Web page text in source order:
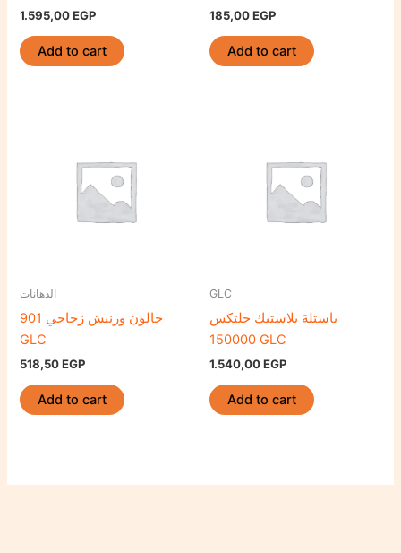
1.595,00EGP
Add to cart
185,00EGP
Add to cart
الدهانات
جالون ورنيش زجاجي 901
GLC
518,50EGP
Add to cart
GLC
باستلة بلاستيك جلتكس
150000 GLC
1.540,00EGP
Add to cart